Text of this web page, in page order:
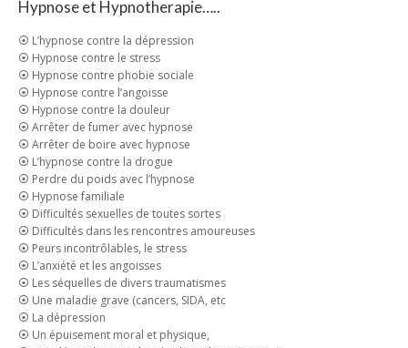
Hypnose et Hypnotherapie…..
⦿ L’hypnose contre la dépression
⦿ Hypnose contre le stress
⦿ Hypnose contre phobie sociale
⦿ Hypnose contre l’angoisse
⦿ Hypnose contre la douleur
⦿ Arrêter de fumer avec hypnose
⦿ Arrêter de boire avec hypnose
⦿ L’hypnose contre la drogue
⦿ Perdre du poids avec l’hypnose
⦿ Hypnose familiale
⦿ Difficultés sexuelles de toutes sortes
⦿ Difficultés dans les rencontres amoureuses
⦿ Peurs incontrôlables, le stress
⦿ L’anxiété et les angoisses
⦿ Les séquelles de divers traumatismes
⦿ Une maladie grave (cancers, SIDA, etc
⦿ La dépression
⦿ Un épuisement moral et physique,